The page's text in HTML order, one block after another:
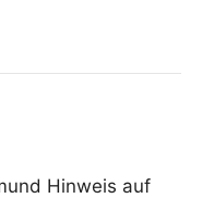
Hinweis auf